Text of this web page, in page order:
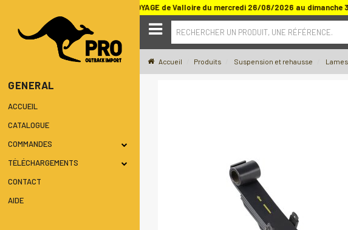
GENERAL
ACCUEIL
CATALOGUE
COMMANDES
TÉLÉCHARGEMENTS
CONTACT
AIDE
SALON DU TOUT TERRAIN ET DU VOYAGE de Valloire du mercredi 26/08/2026 au
RECHERCHER UN PRODUIT, UNE RÉFÉRENCE.
Accueil Produits Suspension et rehausse Lames